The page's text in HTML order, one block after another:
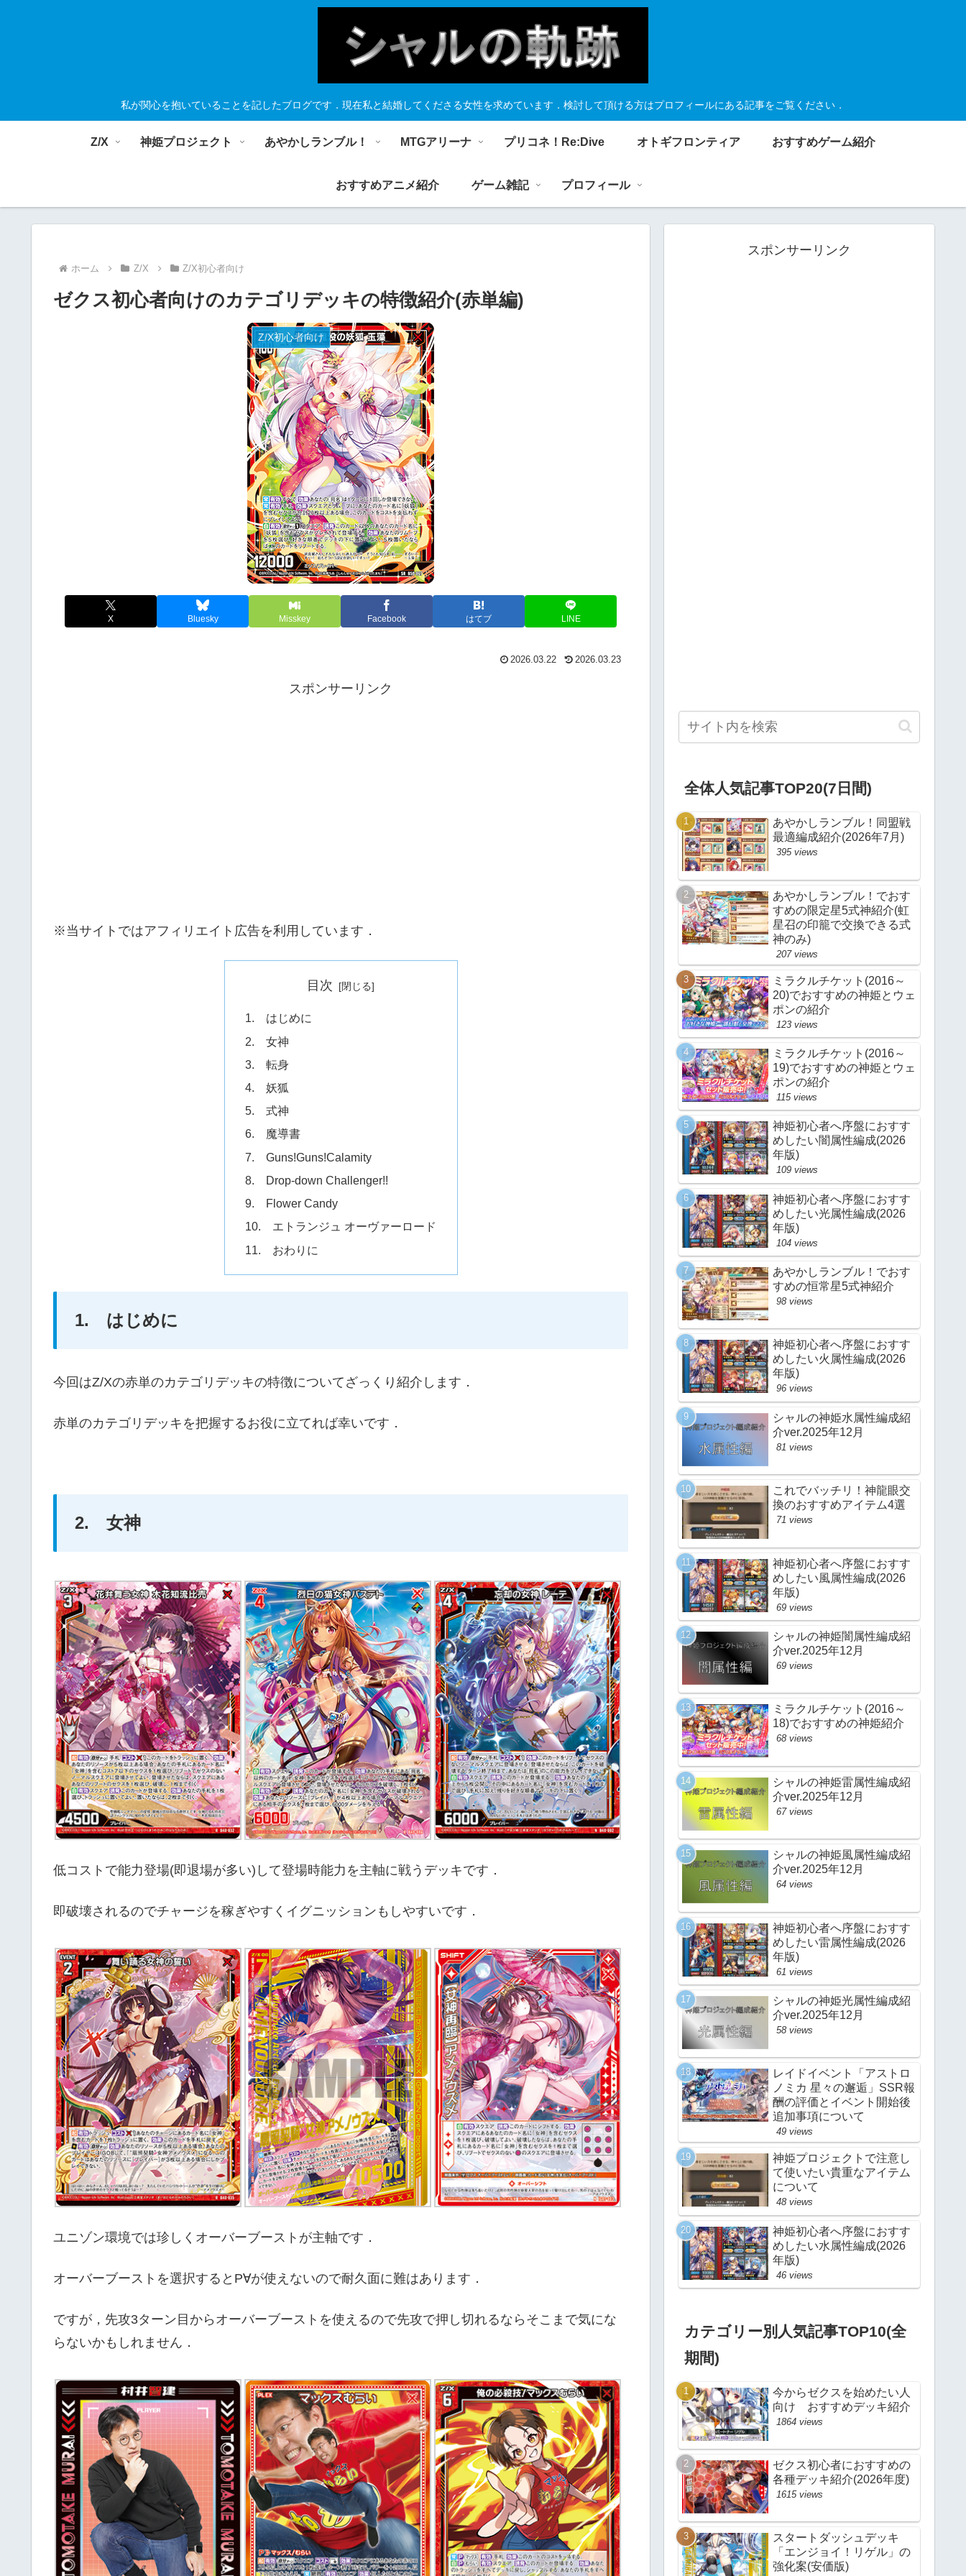
私が関心を抱いていることを記したブログです．現在私と結婚してくださる女性を求めています．検討して頂ける方はプロフィールにある記事をご覧ください．
Z/X 神姫プロジェクト あやかしランブル！ MTGアリーナ プリコネ！Re:Dive オトギフロンティア おすすめゲーム紹介
おすすめアニメ紹介 ゲーム雑記 プロフィール
ホーム Z/X Z/X初心者向け
ゼクス初心者向けのカテゴリデッキの特徴紹介(赤単編)
Z/X初心者向け
X Bluesky Misskey Facebook はてブ LINE
2026.03.22 2026.03.23
スポンサーリンク
※当サイトではアフィリエイト広告を利用しています．
目次
1. はじめに
2. 女神
3. 転身
4. 妖狐
5. 式神
6. 魔導書
7. Guns!Guns!Calamity
8. Drop-down Challenger!!
9. Flower Candy
10. エトランジュ オーヴァーロード
11. おわりに
1. はじめに
今回はZ/Xの赤単のカテゴリデッキの特徴についてざっくり紹介します．
赤単のカテゴリデッキを把握するお役に立てれば幸いです．
2. 女神
低コストで能力登場(即退場が多い)して登場時能力を主軸に戦うデッキです．
即破壊されるのでチャージを稼ぎやすくイグニッションもしやすいです．
ユニゾン環境では珍しくオーバーブーストが主軸です．
オーバーブーストを選択するとP∀が使えないので耐久面に難はあります．
ですが，先攻3ターン目からオーバーブーストを使えるので先攻で押し切れるならそこまで気にな
らないかもしれません．
スポンサーリンク
全体人気記事TOP20(7日間)
あやかしランブル！同盟戦
最適編成紹介(2026年7月)
395 views
あやかしランブル！でおす
すめの限定星5式神紹介(虹
星召の印籠で交換できる式
神のみ)
207 views
ミラクルチケット(2016～
20)でおすすめの神姫とウェ
ポンの紹介
123 views
ミラクルチケット(2016～
19)でおすすめの神姫とウェ
ポンの紹介
115 views
神姫初心者へ序盤におすす
めしたい闇属性編成(2026
年版)
109 views
神姫初心者へ序盤におすす
めしたい光属性編成(2026
年版)
104 views
あやかしランブル！でおす
すめの恒常星5式神紹介
98 views
神姫初心者へ序盤におすす
めしたい火属性編成(2026
年版)
96 views
シャルの神姫水属性編成紹
介ver.2025年12月
81 views
これでバッチリ！神龍眼交
換のおすすめアイテム4選
71 views
神姫初心者へ序盤におすす
めしたい風属性編成(2026
年版)
69 views
シャルの神姫闇属性編成紹
介ver.2025年12月
69 views
ミラクルチケット(2016～
18)でおすすめの神姫紹介
68 views
シャルの神姫雷属性編成紹
介ver.2025年12月
67 views
シャルの神姫風属性編成紹
介ver.2025年12月
64 views
神姫初心者へ序盤におすす
めしたい雷属性編成(2026
年版)
61 views
シャルの神姫光属性編成紹
介ver.2025年12月
58 views
レイドイベント「アストロ
ノミカ 星々の邂逅」SSR報
酬の評価とイベント開始後
追加事項について
49 views
神姫プロジェクトで注意し
て使いたい貴重なアイテム
について
48 views
神姫初心者へ序盤におすす
めしたい水属性編成(2026
年版)
46 views
カテゴリー別人気記事TOP10(全
期間)
今からゼクスを始めたい人
向け おすすめデッキ紹介
1864 views
ゼクス初心者におすすめの
各種デッキ紹介(2026年度)
1615 views
スタートダッシュデッキ
「エンジョイ！リゲル」の
強化案(安価版)